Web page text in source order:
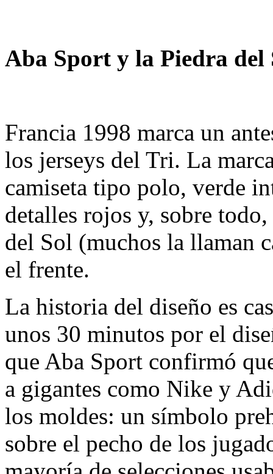
Aba Sport y la Piedra del
Francia 1998 marca un
los jerseys del Tri. La
camiseta tipo polo, verde
detalles rojos y, sobre
del Sol (muchos la llaman
el frente.
La historia del diseño es
unos 30 minutos por el
que Aba Sport confirmó
a gigantes como Nike y
los moldes: un símbolo
sobre el pecho de los